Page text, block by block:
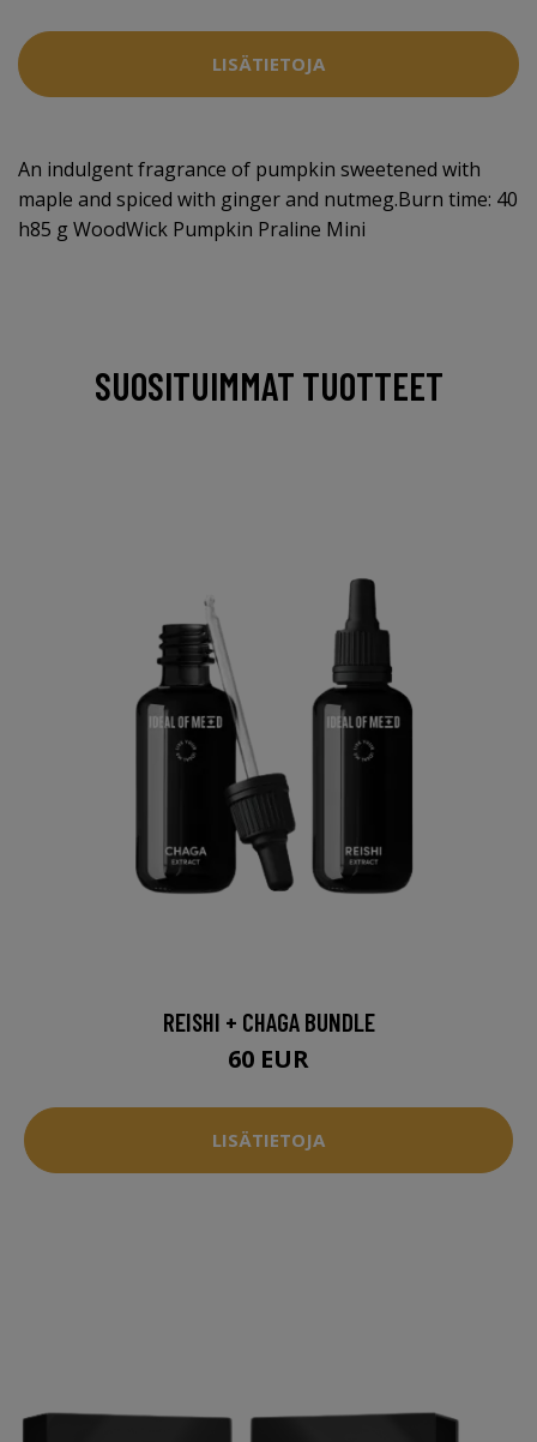
LISÄTIETOJA
An indulgent fragrance of pumpkin sweetened with
maple and spiced with ginger and nutmeg.Burn time: 40
h85 g WoodWick Pumpkin Praline Mini
SUOSITUIMMAT TUOTTEET
REISHI + CHAGA BUNDLE
60 EUR
LISÄTIETOJA